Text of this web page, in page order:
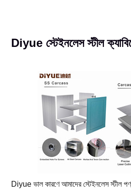
Diyue স্টেইনলেস স্টীল
Diyue ভাল কারণে আমাদের স্টেইনলেস স্টীল